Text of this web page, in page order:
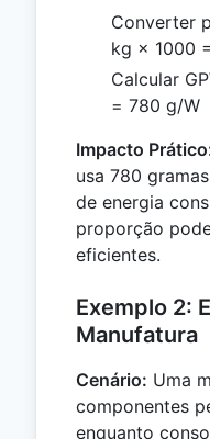
Converter
kg × 1000
Calcular
= 780 g/W
Impacto
usa 780
de energia
proporção
eficientes.
Exemplo 2:
Manufatura
Cenário: Uma
componentes
enquanto